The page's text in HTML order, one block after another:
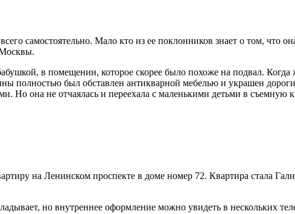
самостоятельно. Мало кто из ее поклонников знает о том, что
в помещении, которое скорее было похоже на подвал.
полностью был обставлен антикварной мебелью и украшен
Но она не отчаялась и переехала с маленькими детьми в
на Ленинском проспекте в доме номер 72. Квартира стала
но внутреннее оформление можно увидеть в нескольких